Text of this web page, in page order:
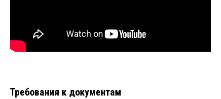
Требования к документам